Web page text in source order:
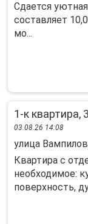
Сдается
состaвляет
мо...
1-к квартира,
03.08.26 14:08
улица
Квартира с
необходимое:
поверхность,